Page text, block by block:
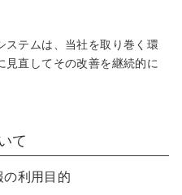
ステムは、当社を取り巻く環
見直してその改善を継続的に
て
の利用目的